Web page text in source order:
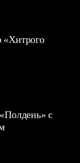
«Хитрого
с